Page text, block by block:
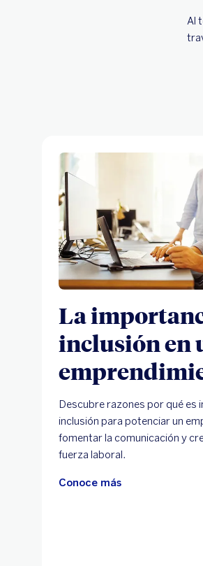
Al
La
inclusión en
Descubre razones por qué es
inclusión para potenciar un
fomentar la comunicación y
fuerza laboral.
Conoce más